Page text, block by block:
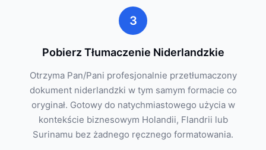
3
Pobierz Tłumaczenie Niderlandzkie
Otrzyma Pan/Pani profesjonalnie przetłumaczony
dokument niderlandzki w tym samym formacie co
oryginał. Gotowy do natychmiastowego użycia w
kontekście biznesowym Holandii, Flandrii lub
Surinamu bez żadnego ręcznego formatowania.